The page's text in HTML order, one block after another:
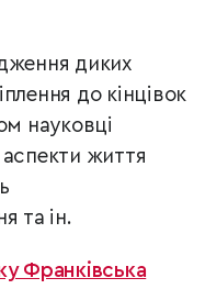
диких
до кінцівок
науковці
життя
та ін.
Франківська